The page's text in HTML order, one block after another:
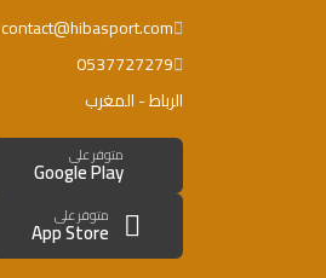
contact@hibasport.com
0537727279
الرباط - المغرب
متوفر على
Google Play
متوفر على
App Store